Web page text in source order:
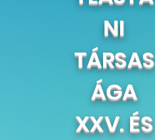
NI
TÁRSAS
ÁGA
XXV. ÉS